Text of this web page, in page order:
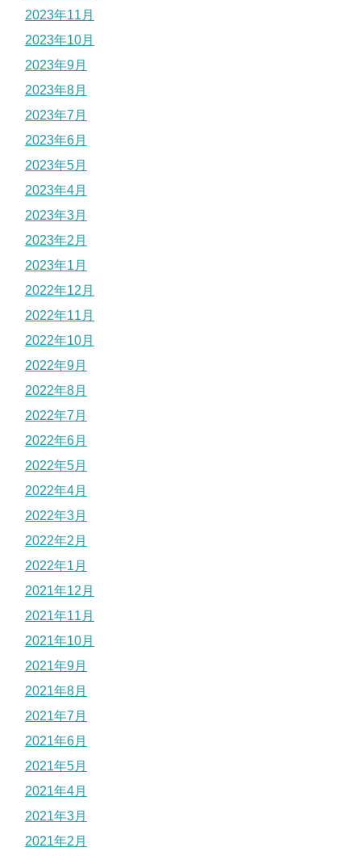
2023年11月
2023年10月
2023年9月
2023年8月
2023年7月
2023年6月
2023年5月
2023年4月
2023年3月
2023年2月
2023年1月
2022年12月
2022年11月
2022年10月
2022年9月
2022年8月
2022年7月
2022年6月
2022年5月
2022年4月
2022年3月
2022年2月
2022年1月
2021年12月
2021年11月
2021年10月
2021年9月
2021年8月
2021年7月
2021年6月
2021年5月
2021年4月
2021年3月
2021年2月